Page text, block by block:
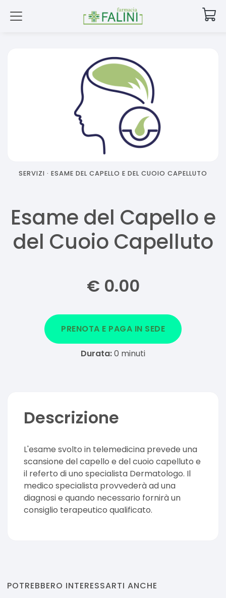
SERVIZI · ESAME DEL CAPELLO E DEL CUOIO CAPELLUTO
Esame del Capello e
del Cuoio Capelluto
€ 0.00
PRENOTA E PAGA IN SEDE
Durata:0 minuti
Descrizione
L'esame svolto in telemedicina prevede una
scansione del capello e del cuoio capelluto e
il referto di uno specialista Dermatologo. Il
medico specialista provvederà ad una
diagnosi e quando necessario fornirà un
consiglio terapeutico qualificato.
POTREBBERO INTERESSARTI ANCHE